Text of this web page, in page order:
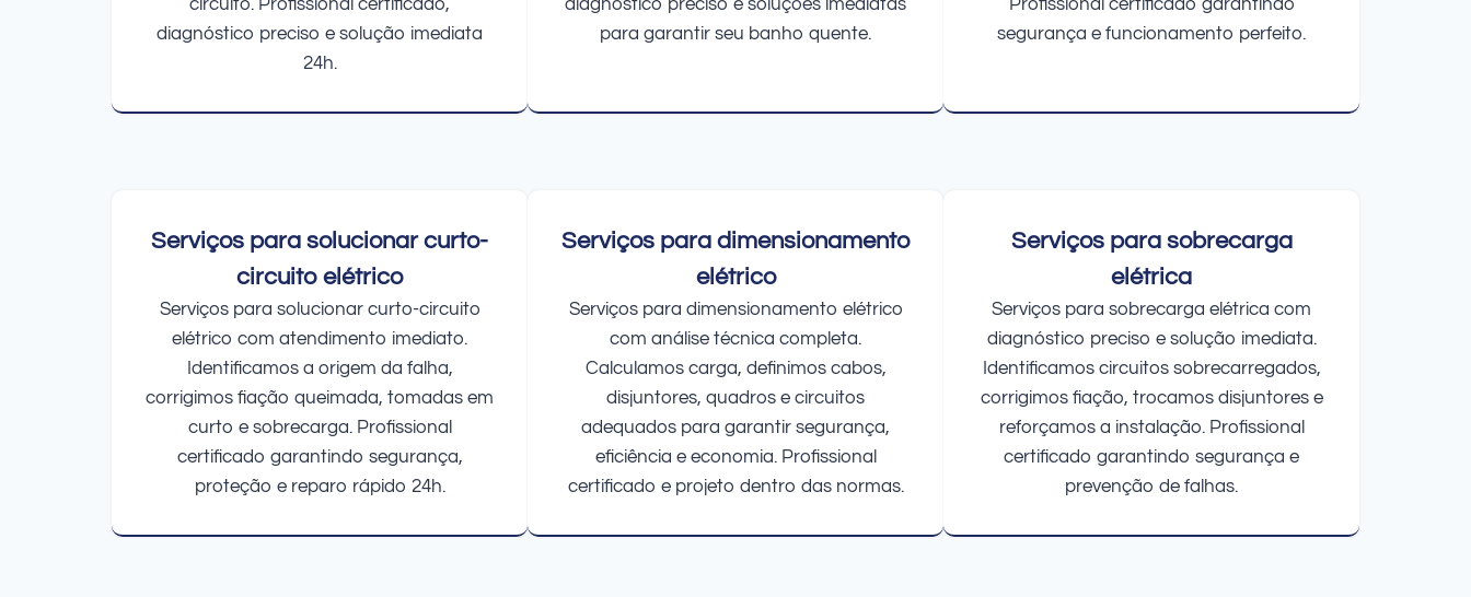
diagnóstico preciso e solução imediata
24h.
para garantir seu banho quente.
segurança e funcionamento perfeito.
Serviços para solucionar curto-
circuito elétrico
Serviços para solucionar curto-circuito
elétrico com atendimento imediato.
Identificamos a origem da falha,
corrigimos fiação queimada, tomadas em
curto e sobrecarga. Profissional
certificado garantindo segurança,
proteção e reparo rápido 24h.
Serviços para dimensionamento
elétrico
Serviços para dimensionamento elétrico
com análise técnica completa.
Calculamos carga, definimos cabos,
disjuntores, quadros e circuitos
adequados para garantir segurança,
eficiência e economia. Profissional
certificado e projeto dentro das normas.
Serviços para sobrecarga
elétrica
Serviços para sobrecarga elétrica com
diagnóstico preciso e solução imediata.
Identificamos circuitos sobrecarregados,
corrigimos fiação, trocamos disjuntores e
reforçamos a instalação. Profissional
certificado garantindo segurança e
prevenção de falhas.